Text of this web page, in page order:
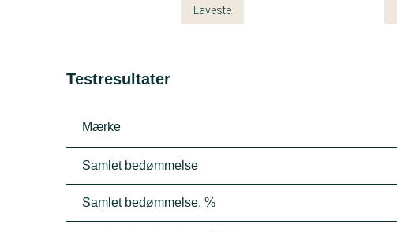
Laveste
Testresultater
Mærke
Samlet bedømmelse
Samlet bedømmelse, %